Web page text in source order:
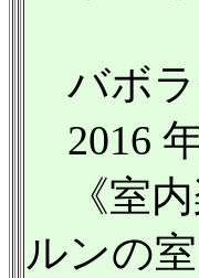
バボラ
2016
《室内
ルンの